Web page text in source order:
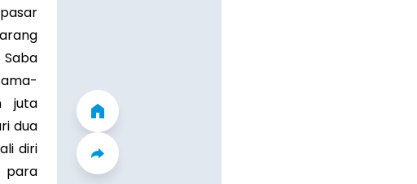
juta
dua
diri
para